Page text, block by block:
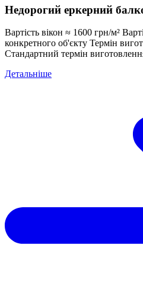
Недорогий еркерний
Вартість вікон ≈ 1600 грн/м²
конкретного об'єкту Термін
Стандартний термін
Детальніше